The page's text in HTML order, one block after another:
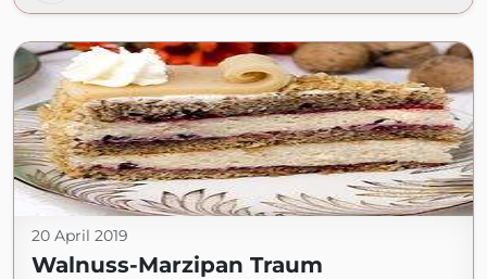
20 April 2019
Walnuss-Marzipan Traum